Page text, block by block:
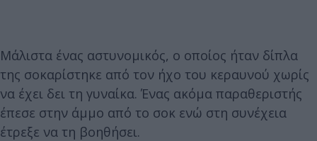
Μάλιστα ένας αστυνομικός, ο οποίος ήταν δίπλα
της σοκαρίστηκε από τον ήχο του κεραυνού χωρίς
να έχει δει τη γυναίκα. Ένας ακόμα παραθεριστής
έπεσε στην άμμο από το σοκ ενώ στη συνέχεια
έτρεξε να τη βοηθήσει.